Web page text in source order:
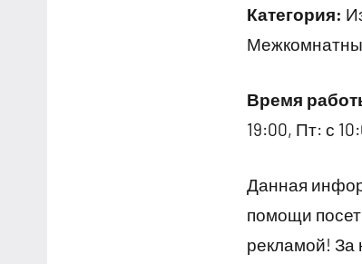
Категория:
Время
19:00, Пт: с
Данная
помощи
рекламой!